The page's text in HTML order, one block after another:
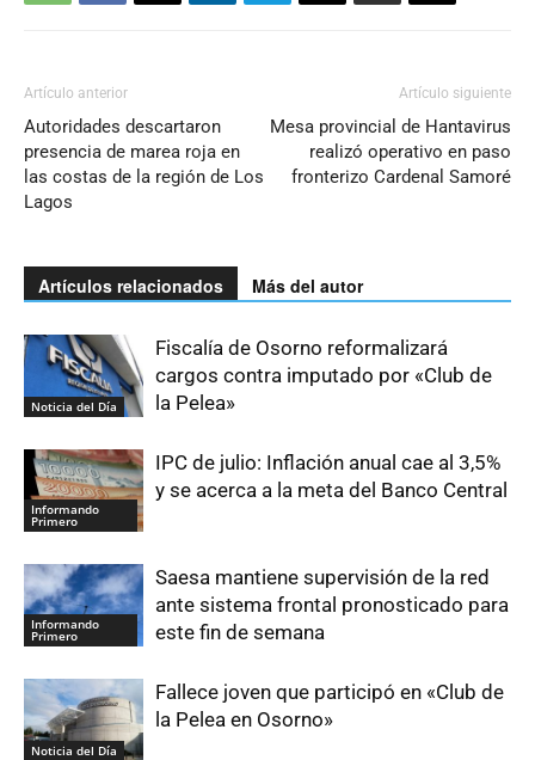
Artículo anterior
Autoridades descartaron
presencia de marea roja en
las costas de la región de Los
Lagos
Artículo siguiente
Mesa provincial de Hantavirus
realizó operativo en paso
fronterizo Cardenal Samoré
Artículos relacionados Más del autor
Noticia del Día
Fiscalía de Osorno reformalizará
cargos contra imputado por «Club de
la Pelea»
Informando
Primero
IPC de julio: Inflación anual cae al 3,5%
y se acerca a la meta del Banco Central
Informando
Primero
Saesa mantiene supervisión de la red
ante sistema frontal pronosticado para
este fin de semana
Noticia del Día
Fallece joven que participó en «Club de
la Pelea en Osorno»